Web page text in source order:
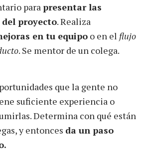
para presentar las
proyecto. Realiza
en tu equipo o en el flujo
. Se mentor de un colega.
que la gente no
suficiente experiencia o
Determina con qué están
y entonces da un paso